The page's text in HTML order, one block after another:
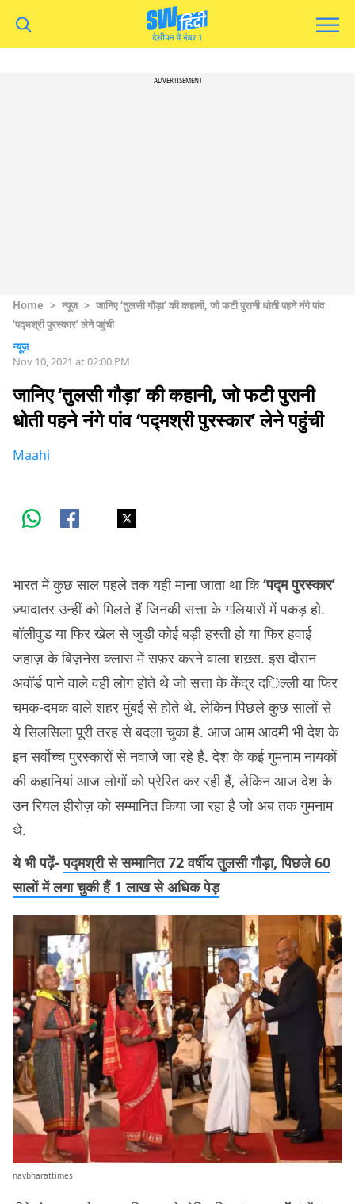
ADVERTISEMENT
Home > न्यूज़ > जानिए ‘तुलसी गौड़ा’ की कहानी, जो फटी पुरानी धोती पहने नंगे पांव
‘पद्मश्री पुरस्कार’ लेने पहुंची
न्यूज़
Nov 10, 2021 at 02:00 PM
जानिए ‘तुलसी गौड़ा’ की कहानी, जो फटी पुरानी
धोती पहने नंगे पांव ‘पद्मश्री पुरस्कार’ लेने पहुंची
Maahi
भारत में कुछ साल पहले तक यही माना जाता था कि‘पद्म पुरस्कार’
ज़्यादातर उन्हीं को मिलते हैं जिनकी सत्ता के गलियारों में पकड़ हो.
बॉलीवुड या फिर खेल से जुड़ी कोई बड़ी हस्ती हो या फिर हवाई
जहाज़ के बिज़नेस क्लास में सफ़र करने वाला शख़्स. इस दौरान
अवॉर्ड पाने वाले वही लोग होते थे जो सत्ता के केंद्र दिल्ली या फिर
चमक-दमक वाले शहर मुंबई से होते थे. लेकिन पिछले कुछ सालों से
ये सिलसिला पूरी तरह से बदला चुका है. आज आम आदमी भी देश के
इन सर्वोच्च पुरस्कारों से नवाजे जा रहे हैं. देश के कई गुमनाम नायकों
की कहानियां आज लोगों को प्रेरित कर रही हैं, लेकिन आज देश के
उन रियल हीरोज़ को सम्मानित किया जा रहा है जो अब तक गुमनाम
थे.
ये भी पढ़ें-पद्मश्री से सम्मानित 72 वर्षीय तुलसी गौड़ा, पिछले 60
सालों में लगा चुकी हैं 1 लाख से अधिक पेड़
navbharattimes